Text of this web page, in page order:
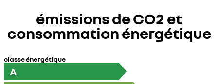
émissions de CO2 et
consommation énergétique
classe énergétique
A